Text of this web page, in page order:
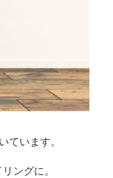
ています。
ングに。